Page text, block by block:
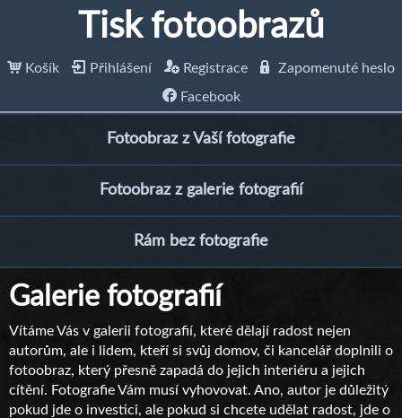
Tisk fotoobrazů
Košík Přihlášení Registrace
Zapomenuté heslo
Facebook
Fotoobraz z Vaší fotografie
Fotoobraz z galerie fotografií
Rám bez fotografie
Galerie fotografií
Vítáme Vás v galerii fotografií, které dělají radost nejen
autorům, ale i lidem, kteří si svůj domov, či kancelář doplnili o
fotoobraz, který přesně zapadá do jejich interiéru a jejich
cítění. Fotografie Vám musí vyhovovat. Ano, autor je důležitý
pokud jde o investici, ale pokud si chcete udělat radost, jde o